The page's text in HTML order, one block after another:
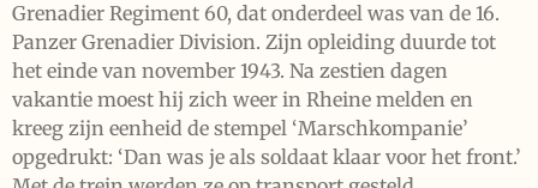
Grenadier Regiment 60, dat onderdeel was van de 16.
Panzer Grenadier Division. Zijn opleiding duurde tot
het einde van november 1943. Na zestien dagen
vakantie moest hij zich weer in Rheine melden en
kreeg zijn eenheid de stempel ‘Marschkompanie’
opgedrukt: ‘Dan was je als soldaat klaar voor het front.’